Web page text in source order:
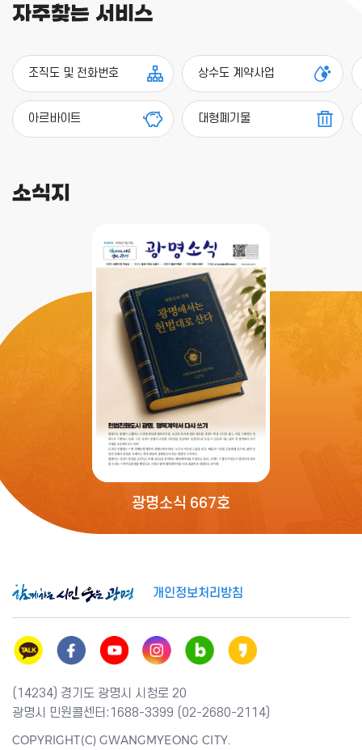
자주찾는 서비스
조직도 및 전화번호 상수도 계약사업
아르바이트 대형폐기물
소식지
광명소식 667호
개인정보처리방침
(14234) 경기도 광명시 시청로 20
광명시 민원콜센터:1688-3399 (02-2680-2114)
COPYRIGHT(C) GWANGMYEONG CITY.